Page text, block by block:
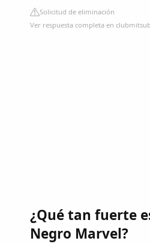
Solicitud de eliminación
Ver respuesta completa en
¿Qué tan fuerte
Negro Marvel?